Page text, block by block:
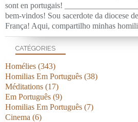
sont en portugais!
bem-vindos! Sou sacerdote da diocese
França! Aqui, compartilho minhas
CATÉGORIES
Homélies (343)
Homilias Em Português (38)
Méditations (17)
Em Português (9)
Homilias Em Português (7)
Cinema (6)